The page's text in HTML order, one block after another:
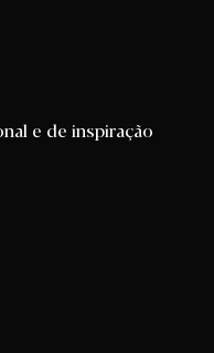
e de inspiração